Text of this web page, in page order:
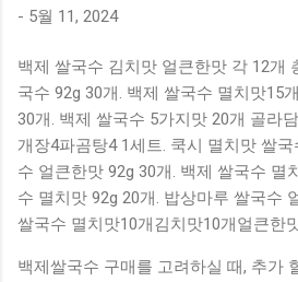
를 사더라도 종류도 많고, 가격도 다양
많을 수 밖에 없습니다. 다양한 상품들
꼼꼼히 비교해서 구매하실 수 있도록
가상품 보러가기 추천상품 Best 유니
태블릿 거치형 저소음 블루투스 키보드
랙 유니콘 멀티페어링 스마트폰 태...
- 5월 11, 2024
백제 쌀국수 김치맛 얼큰한맛 각 12개
국수 92g 30개. 백제 쌀국수 멸치맛15
30개. 백제 쌀국수 5가지맛 20개 골라
개장4파곰탕4 1세트. 쿡시 멸치맛 쌀
수 얼큰한맛 92g 30개. 백제 쌀국수 멸
수 멸치맛 92g 20개. 밥상마루 쌀국수
쌀국수 멸치맛10개김치맛10개얼큰한
백제쌀국수 구매를 고려하실 때, 추가